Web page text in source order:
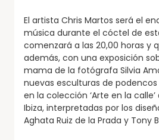
El artista Chris Martos será el
música durante el cóctel de
comenzará a las 20,00 horas y
además, con una exposición
mama de la fotógrafa Silvia
nuevas esculturas de
en la colección ‘Arte en la
Ibiza, interpretadas por los
Aghata Ruiz de la Prada y Tony